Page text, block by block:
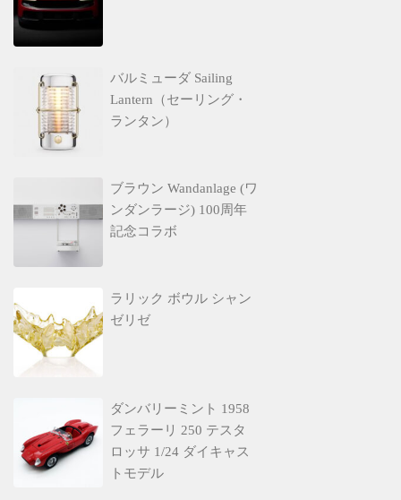
バルミューダ Sailing
Lantern（セーリング・
ランタン）
ブラウン Wandanlage (ワ
ンダンラージ) 100周年
記念コラボ
ラリック ボウル シャン
ゼリゼ
ダンバリーミント 1958
フェラーリ 250 テスタ
ロッサ 1/24 ダイキャス
トモデル